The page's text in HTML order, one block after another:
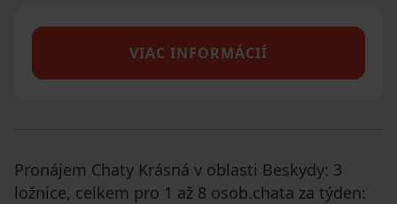
VIAC INFORMÁCIÍ
Pronájem Chaty Krásná v oblasti Beskydy: 3
ložnice, celkem pro 1 až 8 osob.chata za týden: